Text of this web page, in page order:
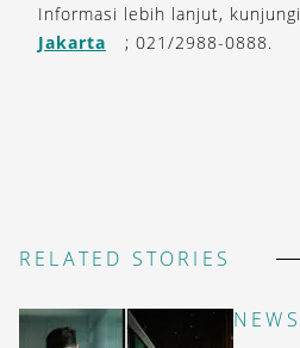
Informasi lebih lanjut, kunjungi
Jakarta
; 021/2988-0888.
RELATED STORIES
NEWS